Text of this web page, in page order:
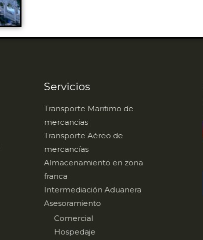
Servicios
Transporte Maritimo de
mercancias
Transporte Aéreo de
mercancías
Almacenamiento en zona
franca
Intermediación Aduanera
Asesoramiento
Comercial
Hospedaje